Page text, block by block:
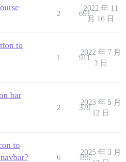
2 691
2022 年 11
月 16 日
to
1 911
2022 年 7 月
3 日
bar
2 379
2023 年 5 月
12 日
to
6 195
2025 年 3 月